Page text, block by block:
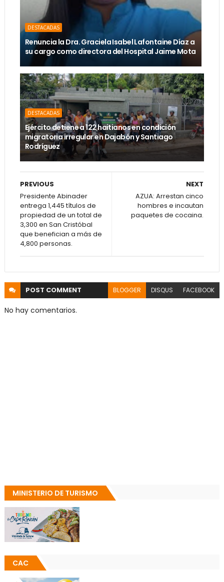
DESTACADAS
Renuncia la Dra. Graciela Isabel Lafontaine Díaz a
su cargo como directora del Hospital Jaime Mota
DESTACADAS
Ejército detiene a 122 haitianos en condición
migratoria irregular en Dajabón y Santiago
Rodríguez
NEXT
AZUA: Arrestan cinco
hombres e incautan
paquetes de cocaina.
PREVIOUS
Presidente Abinader
entrega 1,445 títulos de
propiedad de un total de
3,300 en San Cristóbal
que benefician a más de
4,800 personas.
POST COMMENT BLOGGER DISQUS FACEBOOK
No hay comentarios.
MINISTERIO DE TURISMO
CAC